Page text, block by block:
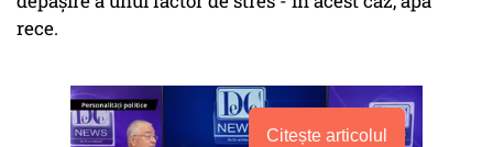
rece.
Citește articolul